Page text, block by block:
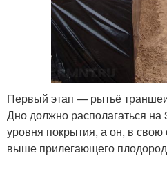
Первый этап — рытьё
Дно должно располагаться на
уровня покрытия, а он, в
выше прилегающего